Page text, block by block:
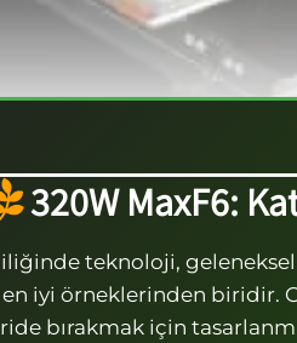
320W MaxF6:
teknoloji, geleneksel
en iyi örneklerinden biridir.
bırakmak için